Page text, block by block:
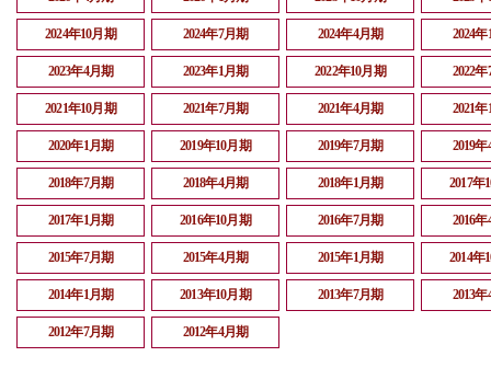
2024年10月期 2024年7月期 2024年4月期 2024
2023年4月期 2023年1月期 2022年10月期 2022
2021年10月期 2021年7月期 2021年4月期 2021
2020年1月期 2019年10月期 2019年7月期 2019
2018年7月期 2018年4月期 2018年1月期 2017年
2017年1月期 2016年10月期 2016年7月期 2016
2015年7月期 2015年4月期 2015年1月期 2014年
2014年1月期 2013年10月期 2013年7月期 2013
2012年7月期 2012年4月期